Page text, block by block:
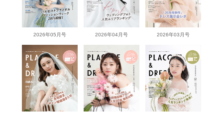
2026年05月号 2026年04月号 2026年03月号